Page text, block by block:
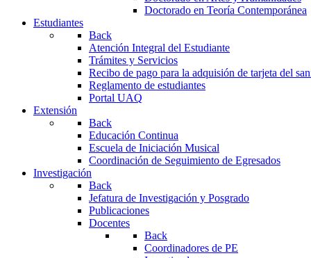
Doctorado en Teoría Contemporánea
Estudiantes
Back
Atención Integral del Estudiante
Trámites y Servicios
Recibo de pago para la adquisión de tarjeta del
Reglamento de estudiantes
Portal UAQ
Extensión
Back
Educación Continua
Escuela de Iniciación Musical
Coordinación de Seguimiento de Egresados
Investigación
Back
Jefatura de Investigación y Posgrado
Publicaciones
Docentes
Back
Coordinadores de PE